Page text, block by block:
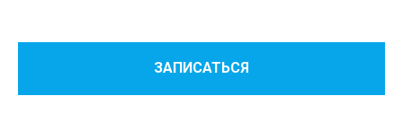
ЗАПИСАТЬСЯ